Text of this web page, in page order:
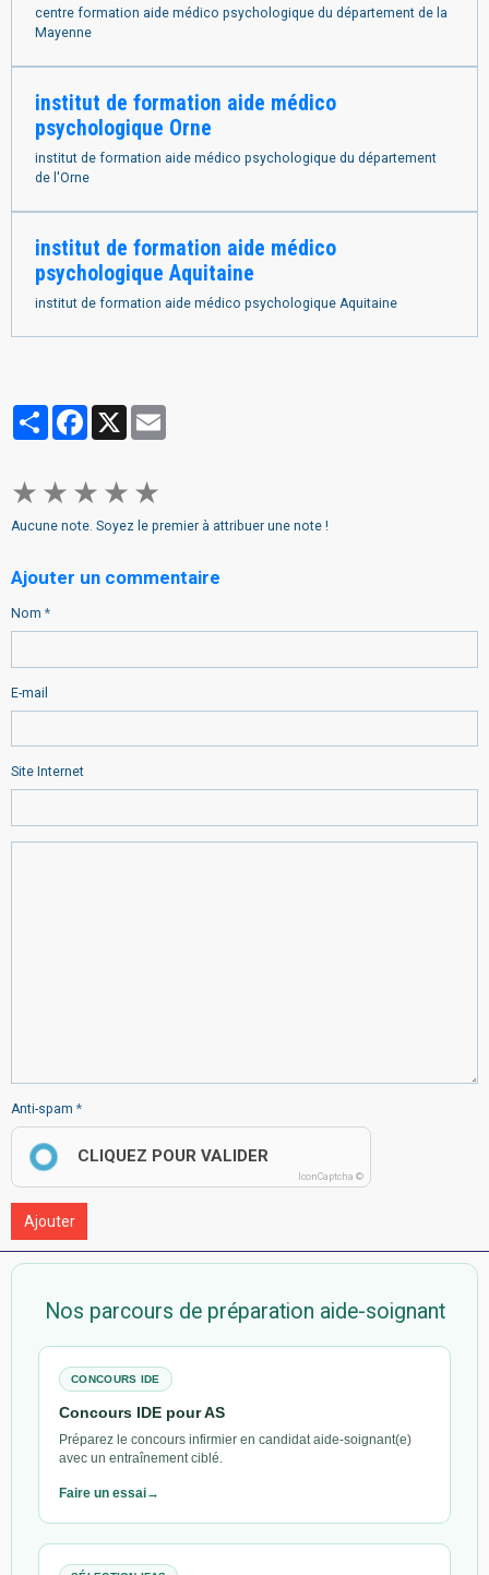
centre formation aide médico psychologique du département de la
Mayenne
institut de formation aide médico
psychologique Orne
institut de formation aide médico psychologique du département
de l'Orne
institut de formation aide médico
psychologique Aquitaine
institut de formation aide médico psychologique Aquitaine
PartagerFacebook
★ ★ ★ ★ ★
Aucune note. Soyez le premier à attribuer une note !
Ajouter un commentaire
Nom
E-mail
Site Internet
Anti-spam
CLIQUEZ POUR VALIDER
IconCaptcha ©
Ajouter
Nos parcours de préparation aide-soignant
CONCOURS IDE
Concours IDE pour AS
Préparez le concours infirmier en candidat aide-soignant(e)
avec un entraînement ciblé.
Faire un essai